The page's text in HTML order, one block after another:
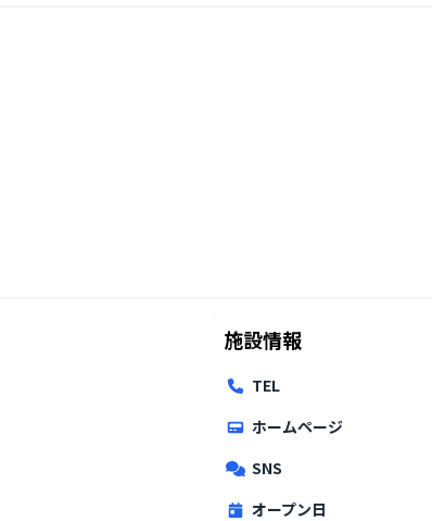
施設情報
TEL
ホームページ
SNS
オープン日